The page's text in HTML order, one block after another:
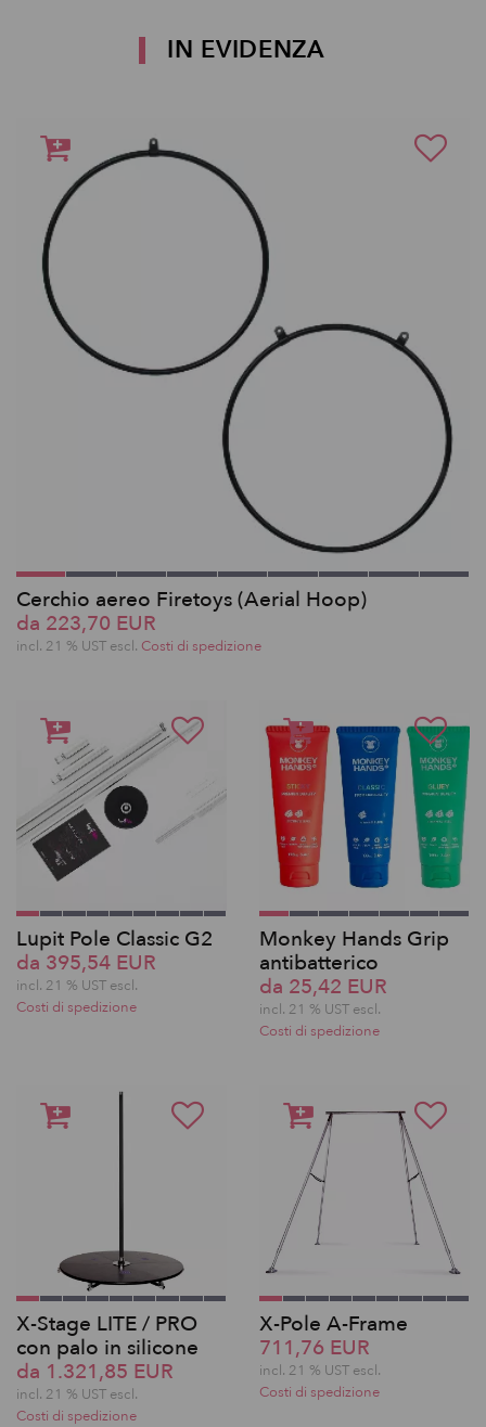
IN EVIDENZA
Cerchio aereo Firetoys (Aerial Hoop)
da 223,70 EUR
incl. 21 % UST escl. Costi di spedizione
Lupit Pole Classic G2
da 395,54 EUR
incl. 21 % UST escl.
Costi di spedizione
Monkey Hands Grip
antibatterico
da 25,42 EUR
incl. 21 % UST escl.
Costi di spedizione
X-Stage LITE / PRO
con palo in silicone
da 1.321,85 EUR
incl. 21 % UST escl.
Costi di spedizione
X-Pole A-Frame
711,76 EUR
incl. 21 % UST escl.
Costi di spedizione